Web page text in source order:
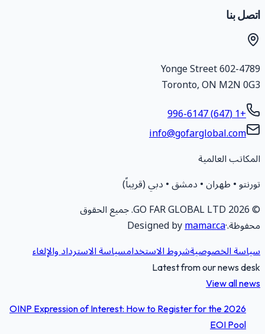
بنا
602-4789 Yonge
Toronto,ONM2N
+1 (647) 996-6147
info@gofarglobal.com
العالمية
• طهران • دمشق • دبي (قريباً)
2026
GO FAR GLOBAL LTD. جميع الحقوق
·
Designed bymamar.ca
الخصوصيةشروط الاستخدامسياسة الاسترداد والإلغاء
Latest from our news
View all
OINP Expression of Interest: How to Register for the 2026
EOI Pool